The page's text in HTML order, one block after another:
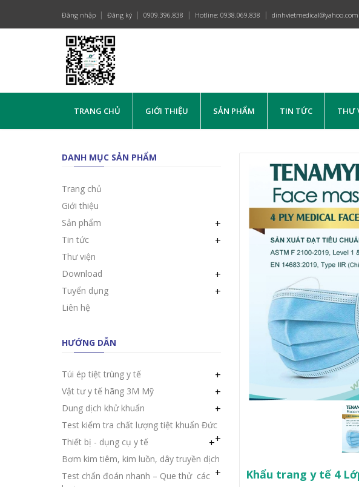
Đăng nhập Đăng ký 0909.396.838 Hotline: 0938.069.838 dinhvietmedical@yahoo.com
TRANG CHỦ GIỚI THIỆU SẢN PHẨM TIN TỨC THƯ
DANH MỤC SẢN PHẨM
Trang chủ
Giới thiệu
Sản phẩm
+
Tin tức +
Thư viện
Download
+
Tuyển dụng +
Liên hệ
HƯỚNG DẪN
Túi ép tiệt trùng y tế +
Vật tư y tế hãng 3M Mỹ +
Dung dịch khử khuẩn +
Test kiểm tra chất lượng tiệt khuẩn Đức
+
Thiết bị - dụng cụ y tế +
Bơm kim tiêm, kim luồn, dây truyền dịch
+
Test chẩn đoán nhanh – Que thử các
Khẩu trang y tế 4